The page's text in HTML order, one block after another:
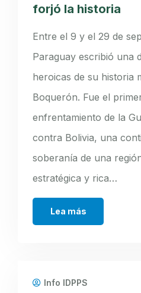
forjó la historia
Entre el 9 y el 29 de
Paraguay escribió una
heroicas de su historia
Boquerón. Fue el
enfrentamiento de la
contra Bolivia, una
soberanía de una
estratégica y rica…
Lea más
Info IDPPS